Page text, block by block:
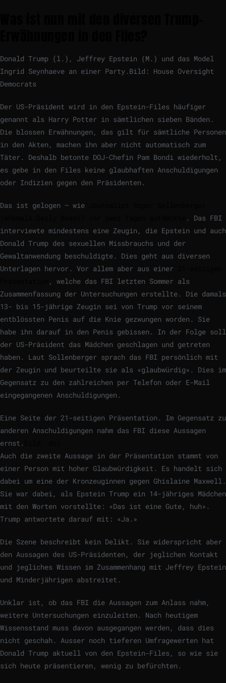
Donald Trump (l.), Jeffrey Epstein (M.) und das Model
Ingrid Seynhaeve an einer Party. Bild: House Oversight
Democrats
Der US-Präsident wird in den Epstein-Files häufiger
genannt als Harry Potter in sämtlichen sieben Bänden.
Die blossen Erwähnungen, das gilt für sämtliche Personen
in den Akten, machen ihn aber nicht automatisch zum
Täter. Deshalb betonte DOJ-Chefin Pam Bondi wiederholt,
es gebe in den Files keine glaubhaften Anschuldigungen
oder Indizien gegen den Präsidenten.
Das ist gelogen – wie
. Das FBI
interviewte mindestens eine Zeugin, die Epstein und auch
Donald Trump des sexuellen Missbrauchs und der
Gewaltanwendung beschuldigte. Dies geht aus diversen
Unterlagen hervor. Vor allem aber aus einer
, welche das FBI letzten Sommer als
Zusammenfassung der Untersuchungen erstellte. Die damals
13- bis 15-jährige Zeugin sei von Trump vor seinem
entblössten Penis auf die Knie gezwungen worden. Sie
habe ihn darauf in den Penis gebissen. In der Folge soll
der US-Präsident das Mädchen geschlagen und getreten
haben. Laut Sollenberger sprach das FBI persönlich mit
der Zeugin und beurteilte sie als «glaubwürdig». Dies im
Gegensatz zu den zahlreichen per Telefon oder E-Mail
eingegangenen Anschuldigungen.
Eine Seite der 21-seitigen Präsentation. Im Gegensatz zu
anderen Anschuldigungen nahm das FBI diese Aussagen
ernst.
Auch die zweite Aussage in der Präsentation stammt von
einer Person mit hoher Glaubwürdigkeit. Es handelt sich
dabei um eine der Kronzeuginnen gegen Ghislaine Maxwell.
Sie war dabei, als Epstein Trump ein 14-jähriges Mädchen
mit den Worten vorstellte: «Das ist eine Gute, huh».
Trump antwortete darauf mit: «Ja.»
Die Szene beschreibt kein Delikt. Sie widerspricht aber
den Aussagen des US-Präsidenten, der jeglichen Kontakt
und jegliches Wissen im Zusammenhang mit Jeffrey Epstein
und Minderjährigen abstreitet.
Unklar ist, ob das FBI die Aussagen zum Anlass nahm,
weitere Untersuchungen einzuleiten. Nach heutigem
Wissensstand muss davon ausgegangen werden, dass dies
nicht geschah. Ausser noch tieferen Umfragewerten hat
Donald Trump aktuell von den Epstein-Files, so wie sie
sich heute präsentieren, wenig zu befürchten.